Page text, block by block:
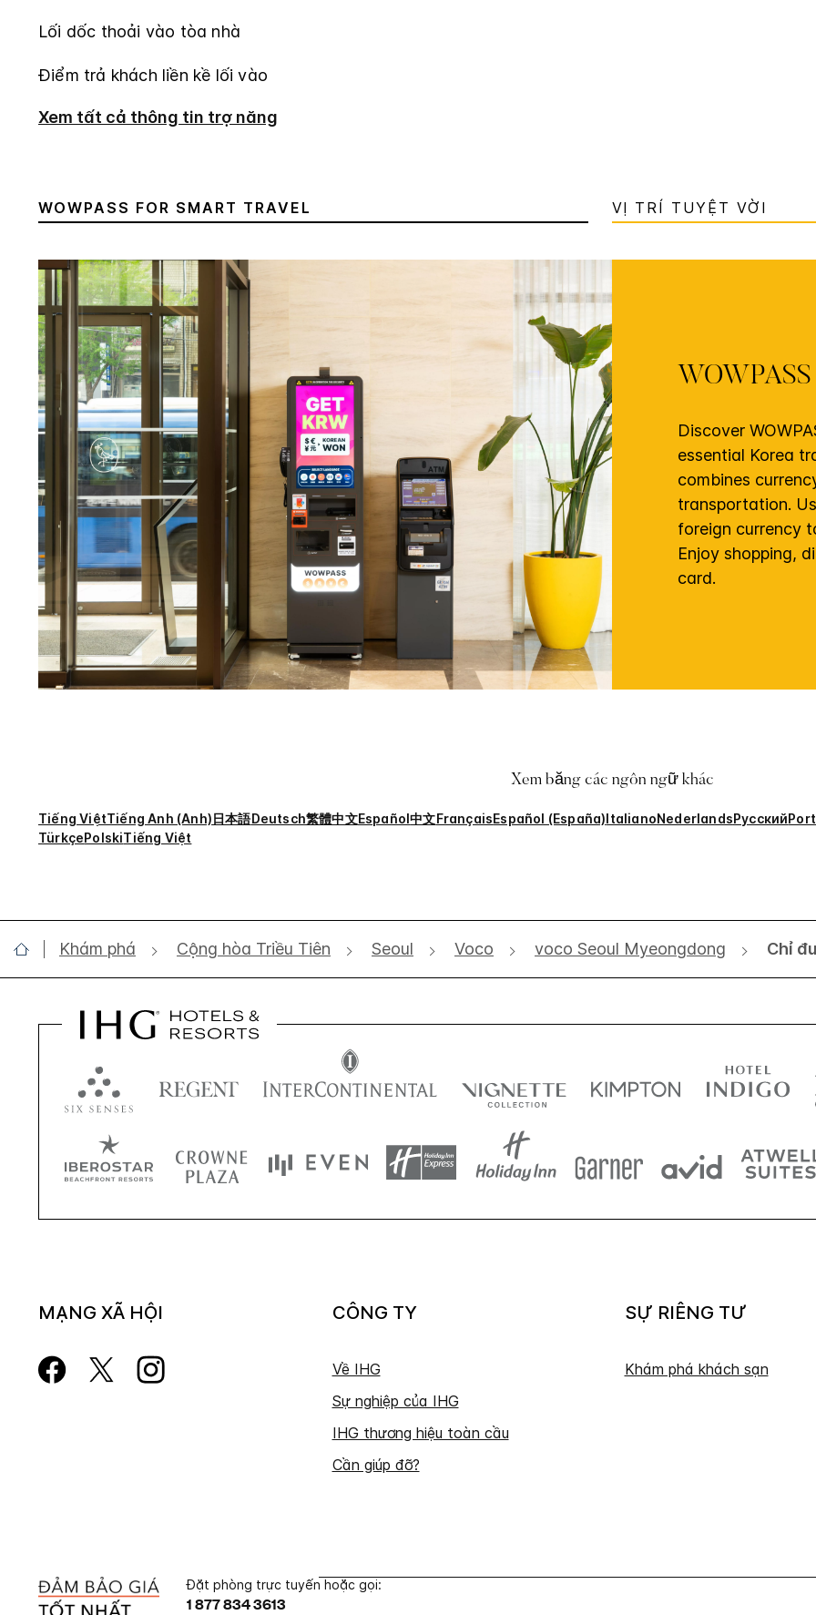
Lối dốc thoải vào tòa nhà
Điểm trả khách liền kề lối vào
Xem tất cả thông tin trợ năng
WOWPASS FOR SMART TRAVEL VỊ TRÍ TUYỆT VỜI
Discover
essential Korea
combines
transportation.
foreign currency
Enjoy shopping,
card.
Xem bằng các ngôn ngữ khác
Tiếng ViệtTiếng Anh (Anh)日本語Deutsch繁體中文Español中文FrançaisEspañol (España)ItalianoNederlandsРусский
TürkçePolskiTiếng Việt
Khám phá Cộng hòa Triều Tiên Seoul Voco voco Seoul Myeongdong Chỉ
MẠNG XÃ HỘI CÔNG TY
Về IHG
Sự nghiệp của IHG
IHG thương hiệu toàn cầu
Cần giúp đỡ?
SỰ RIÊNG TƯ
Khám phá khách sạn
Đặt phòng trực tuyến hoặc gọi:
1 877 834 3613